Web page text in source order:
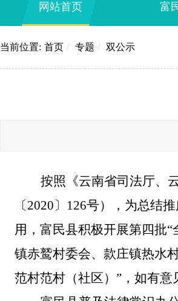
网站首页 富
当前位置: 首页 / 专题 / 双公示
按照《云南省司法厅、
〔2020〕 126号），为总结
用， 富民县积极开展第四批“
镇赤鹫村委会、款庄镇热水
范村范村（社区）” ， 如有意